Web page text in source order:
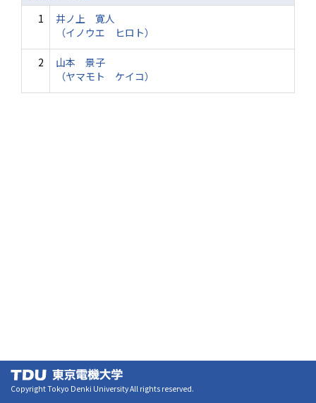
1
井ノ上 寛人
（イノウエ ヒロト）
2
山本 景子
（ヤマモト ケイコ）
Copyright Tokyo Denki University All rights reserved.